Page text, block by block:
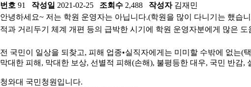
번호 91 작성일 2021-02-25 조회수 2,488 작성자 김재민
안녕하세요~ 저는 학원 운영자는 아닙니다.(학원을 많이 다니기는 했습
적과 거리두기 체계 개편 등의 급박한 시기에 학원 운영자분에게 많은
전 국민이 일상을 되찾고, 피해 업종•실직자에게는 미미할 수밖에 없는
막대한 피해, 막대한 보상, 선별적 피해(손해), 불평등한 대우, 국민 반감
청와대 국민청원입니다.